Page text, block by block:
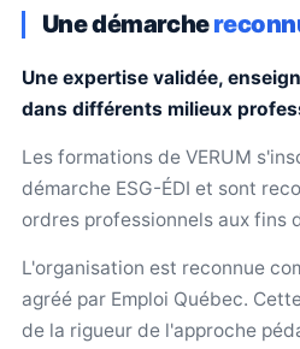
Une démarche
Une expertise validée,
dans différents milieux
Les formations de VERUM
démarche ESG-ÉDI et sont
ordres professionnels aux fins
L'organisation est reconnue
agréé par Emploi Québec.
de la rigueur de l'approche